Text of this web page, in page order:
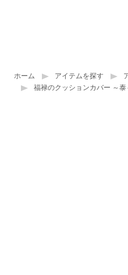
ホーム アイテムを探す
福禄のクッションカバー ～